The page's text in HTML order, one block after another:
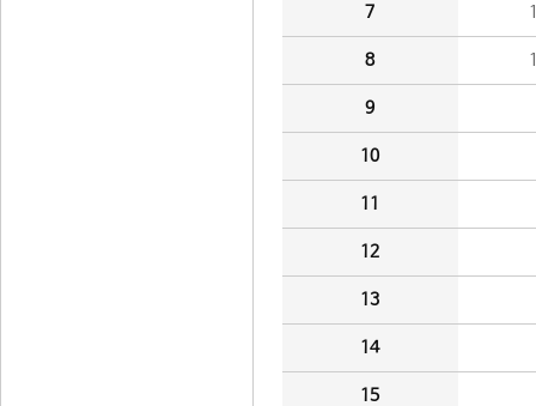
7
8
9
10
11
12
13
14
15